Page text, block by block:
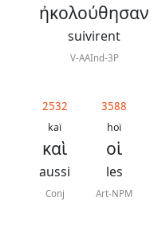
ἠκολούθησαν
suivirent
V-AAInd-3P
2532
kaï
καὶ
aussi
Conj
3588
hoï
οἱ
les
Art-NPM
Bible
Traduction
Darby
révisée